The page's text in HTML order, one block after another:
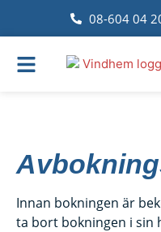
08-604 04
Innan bokningen är
ta bort bokningen i sin